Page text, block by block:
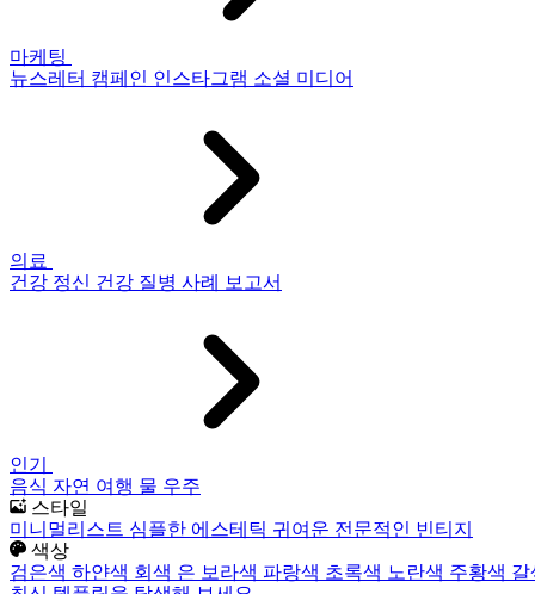
마케팅
뉴스레터 캠페인 인스타그램 소셜 미디어
의료
건강 정신 건강 질병 사례 보고서
인기
음식 자연 여행 물 우주
스타일
미니멀리스트 심플한 에스테틱 귀여운 전문적인 빈티지
색상
검은색 하얀색 회색 은 보라색 파랑색 초록색 노란색 주황색